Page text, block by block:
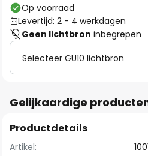
Op voorraad
Levertijd: 2 - 4 werkdagen
Geen lichtbron inbegrepen
Selecteer GU10 lichtbron
Gelijkaardige
Productdetails
Artikel: